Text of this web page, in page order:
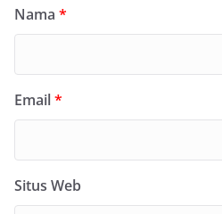
Nama *
Email*
Situs Web